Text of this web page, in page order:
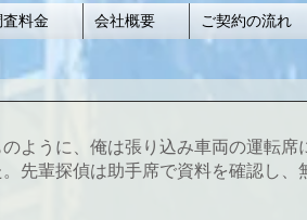
査料金 会社概要 ご契約の流れ
ように、俺は張り込み車両の運転席
先輩探偵は助手席で資料を確認し、